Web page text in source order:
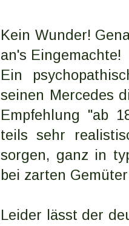
Kein Wunder!
an's Eingemachte!
Ein
seinen Mercedes
Empfehlung "ab
teils sehr
sorgen, ganz in
bei zarten
Leider lässt der